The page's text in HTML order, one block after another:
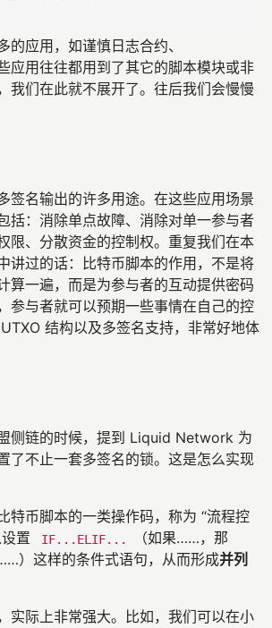
的应用，如谨慎日志合约、
应用往往都用到了其它的脚本模块或非
我们在此就不展开了。往后我们会慢慢
签名输出的许多用途。在这些应用场景
括：消除单点故障、消除对单一参与者
限、分散资金的控制权。重复我们在本
讲过的话：比特币脚本的作用，不是将
算一遍，而是为参与者的互动提供密码
参与者就可以预期一些事情在自己的控
结构以及多签名支持，非常好地体
侧链的时候，提到 Liquid Network 为
了不止一套多签名的锁。这是怎么实现
特币脚本的一类操作码，称为 “流程控
置
IF...ELIF...
（如果……，那
）这样的条件式语句，从而形成并列
实际上非常强大。比如，我们可以在小